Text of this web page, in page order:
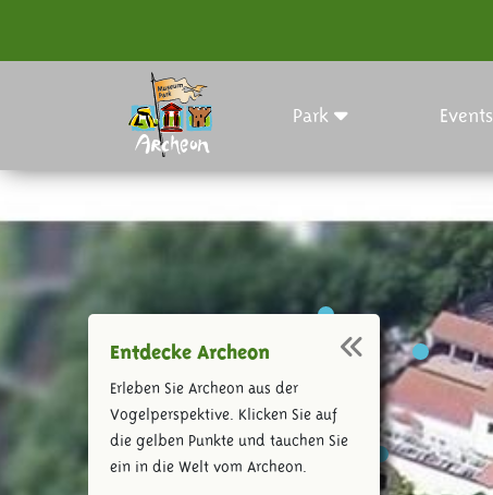
Park Events
Entdecke Archeon
Erleben Sie Archeon aus der
Vogelperspektive. Klicken Sie auf
die gelben Punkte und tauchen Sie
ein in die Welt vom Archeon.